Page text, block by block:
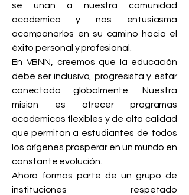
se unan a nuestra comunidad
académica y nos entusiasma
acompañarlos en su camino hacia el
éxito personal y profesional.
En VBNN, creemos que la educación
debe ser inclusiva, progresista y estar
conectada globalmente. Nuestra
misión es ofrecer programas
académicos flexibles y de alta calidad
que permitan a estudiantes de todos
los orígenes prosperar en un mundo en
constante evolución.
Ahora formas parte de un grupo de
instituciones respetado